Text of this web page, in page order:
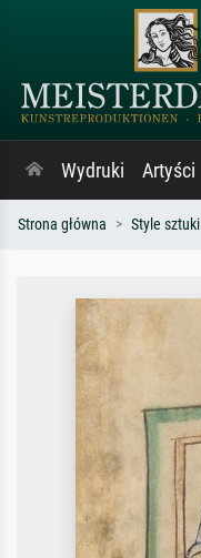
Wydruki Artyści
Strona główna Style sztuki